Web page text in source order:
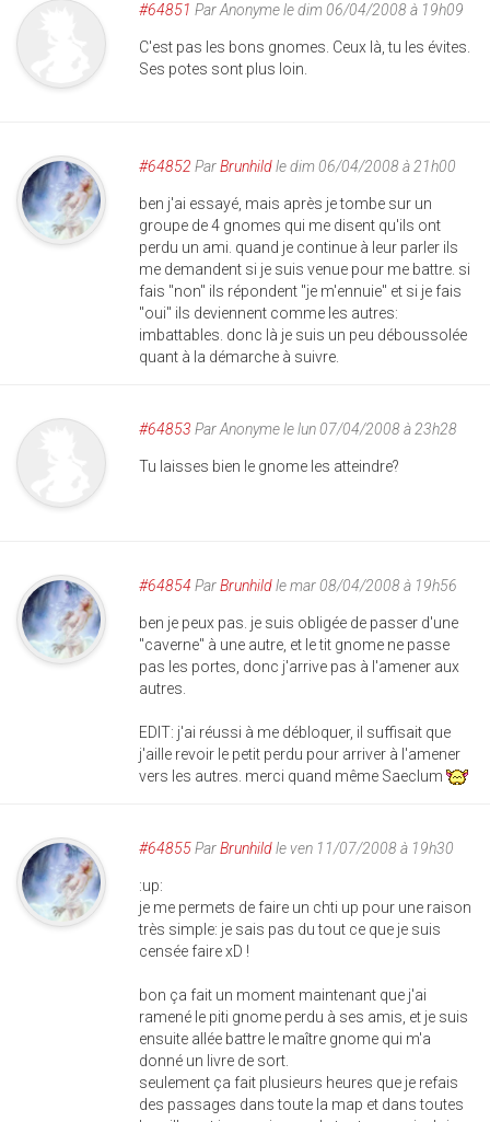
#64851 ParAnonymele dim 06/04/2008 à 19h09
C'est pas les bons gnomes. Ceux là, tu les évites.
Ses potes sont plus loin.
#64852 ParBrunhildle dim 06/04/2008 à 21h00
ben j'ai essayé, mais après je tombe sur un
groupe de 4 gnomes qui me disent qu'ils ont
perdu un ami. quand je continue à leur parler ils
me demandent si je suis venue pour me battre. si
fais "non" ils répondent "je m'ennuie" et si je fais
"oui" ils deviennent comme les autres:
imbattables. donc là je suis un peu déboussolée
quant à la démarche à suivre.
#64853 ParAnonymele lun 07/04/2008 à 23h28
Tu laisses bien le gnome les atteindre?
#64854 ParBrunhildle mar 08/04/2008 à 19h56
ben je peux pas. je suis obligée de passer d'une
"caverne" à une autre, et le tit gnome ne passe
pas les portes, donc j'arrive pas à l'amener aux
autres.
EDIT: j'ai réussi à me débloquer, il suffisait que
j'aille revoir le petit perdu pour arriver à l'amener
vers les autres. merci quand même Saeclum
#64855ParBrunhildle ven 11/07/2008 à 19h30
:up:
je me permets de faire un chti up pour une raison
très simple: je sais pas du tout ce que je suis
censée faire xD !
bon ça fait un moment maintenant que j'ai
ramené le piti gnome perdu à ses amis, et je suis
ensuite allée battre le maître gnome qui m'a
donné un livre de sort.
seulement ça fait plusieurs heures que je refais
des passages dans toute la map et dans toutes